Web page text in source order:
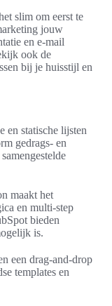
slim om eerst te
jouw
en e-mail
ook de
bij je huisstijl en
en statische lijsten
gedrags- en
maakt het
en multi-step
bieden
is.
een drag-and-drop
templates en